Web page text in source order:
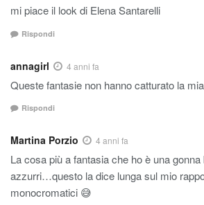
mi piace il look di Elena Santarelli
Rispondi
annagirl 4 anni fa
Queste fantasie non hanno catturato la
Rispondi
Martina Porzio 4 anni fa
La cosa più a fantasia che ho è una
azzurri…questo la dice lunga sul mio
monocromatici 😅